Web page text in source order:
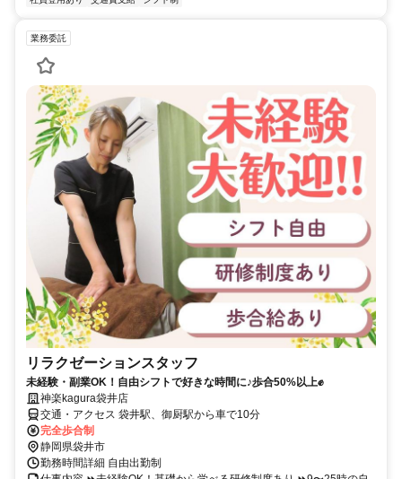
業務委託
リラクゼーションスタッフ
未経験・副業OK！自由シフトで好きな時間に♪歩合50%以上✊
神楽kagura袋井店
交通・アクセス 袋井駅、御厨駅から車で10分
完全歩合制
静岡県袋井市
勤務時間詳細 自由出勤制